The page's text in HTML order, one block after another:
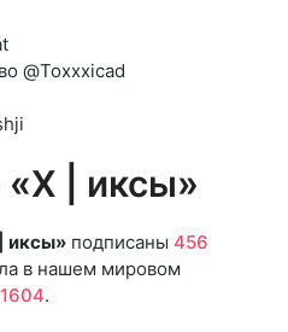
@Toxxxicad
| иксы»
иксы» подписаны 456
в нашем мировом
.